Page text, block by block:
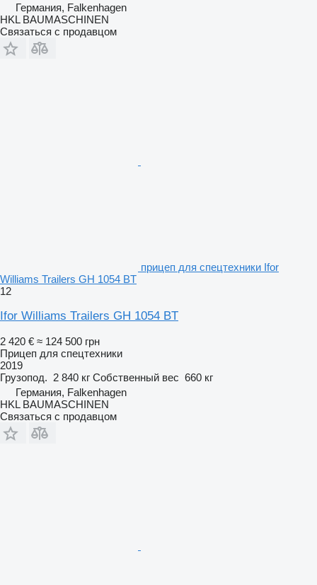
Германия, Falkenhagen
HKL BAUMASCHINEN
Связаться с продавцом
прицеп для спецтехники Ifor
Williams Trailers GH 1054 BT
12
Ifor Williams Trailers GH 1054 BT
2 420 € ≈ 124 500 грн
Прицеп для спецтехники
2019
Грузопод. 2 840 кг Собственный вес 660 кг
Германия, Falkenhagen
HKL BAUMASCHINEN
Связаться с продавцом